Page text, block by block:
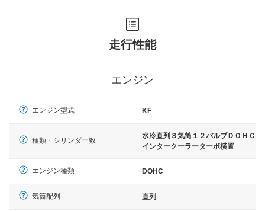
走行性能
エンジン
エンジン型式 KF
種類・シリンダー数
水冷直列３気筒１２バルブＤＯＨＣ
インタークーラーターボ横置
エンジン種類 DOHC
気筒配列 直列